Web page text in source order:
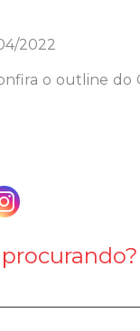
2022
o outline do